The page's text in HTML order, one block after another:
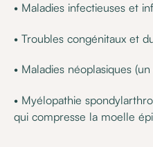
• Maladies infectieuses et
• Troubles congénitaux et
• Maladies néoplasiques
• Myélopathie
qui compresse la moelle